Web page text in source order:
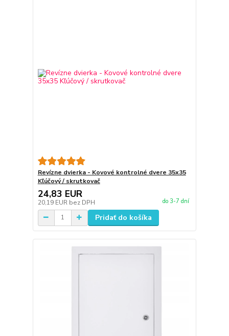
Revízne dvierka - Kovové kontrolné dvere 35x35
Kľúčový / skrutkovač
24,83 EUR
20,19 EUR bez DPH do 3-7 dní
Pridať do košíka